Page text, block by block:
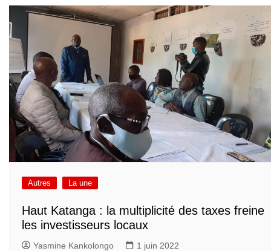
Autres La une
Haut Katanga : la multiplicité des taxes freine
les investisseurs locaux
Yasmine Kankolongo 1 juin 2022